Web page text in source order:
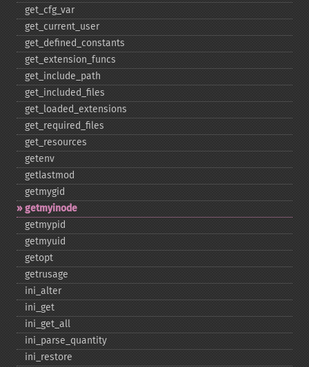
get_​cfg_​var
get_​current_​user
get_​defined_​constants
get_​extension_​funcs
get_​include_​path
get_​included_​files
get_​loaded_​extensions
get_​required_​files
get_​resources
getenv
getlastmod
getmygid
getmyinode
getmypid
getmyuid
getopt
getrusage
ini_​alter
ini_​get
ini_​get_​all
ini_​parse_​quantity
ini_​restore